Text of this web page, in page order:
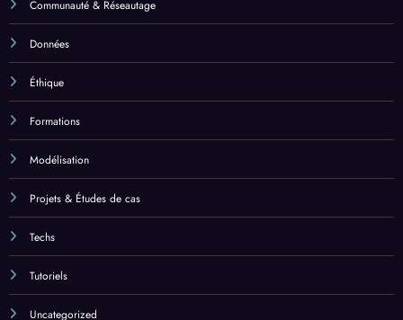
Communauté & Réseautage
Données
Éthique
Formations
Modélisation
Projets & Études de cas
Techs
Tutoriels
Uncategorized